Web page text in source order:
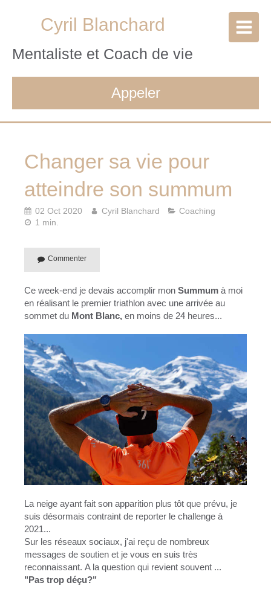
Cyril Blanchard
Mentaliste et Coach de vie
Appeler
Changer sa vie pour
atteindre son summum
02 Oct 2020 Cyril Blanchard
Coaching
1 min.
Commenter
Ce week-end je devais accomplir mon Summum à moi
en réalisant le premier triathlon avec une arrivée au
sommet du Mont Blanc, en moins de 24 heures...
La neige ayant fait son apparition plus tôt que prévu, je
suis désormais contraint de reporter le challenge à
2021...
Sur les réseaux sociaux, j'ai reçu de nombreux
messages de soutien et je vous en suis très
reconnaissant. A la question qui revient souvent ...
"Pas trop déçu?"